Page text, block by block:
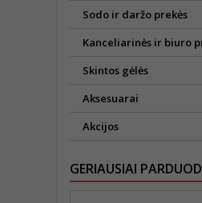
Sodo ir daržo prekės
Kanceliarinės ir biuro
Skintos gėlės
Aksesuarai
Akcijos
GERIAUSIAI